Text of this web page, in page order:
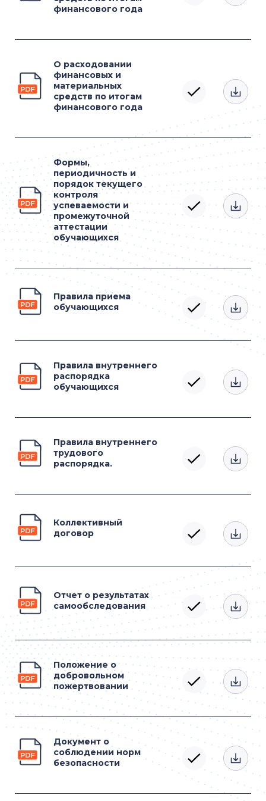
финансового года
О расходовании
финансовых и
материальных
средств по итогам
финансового года
Формы,
периодичность и
порядок текущего
контроля
успеваемости и
промежуточной
аттестации
обучающихся
Правила приема
обучающихся
Правила внутреннего
распорядка
обучающихся
Правила внутреннего
трудового
распорядка.
Коллективный
договор
Отчет о результатах
самообследования
Положение о
добровольном
пожертвовании
Документ о
соблюдении норм
безопасности